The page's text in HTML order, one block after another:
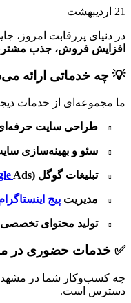
21 اردیبهشت
در دنیای پررقابت امروز،
افزایش فروش، جذب
💡 چه خدماتی ارائه
ما مجموعه‌ای از خدمات
طراحی سایت
سئو و بهینه‌سازی
تبلیغاتگوگل (Ads)
مدیریت پیج
تولید محتوایتخصصی
✅ خدمات حضوری در
چه کسب‌وکار شما در مشهد
دسترس است.